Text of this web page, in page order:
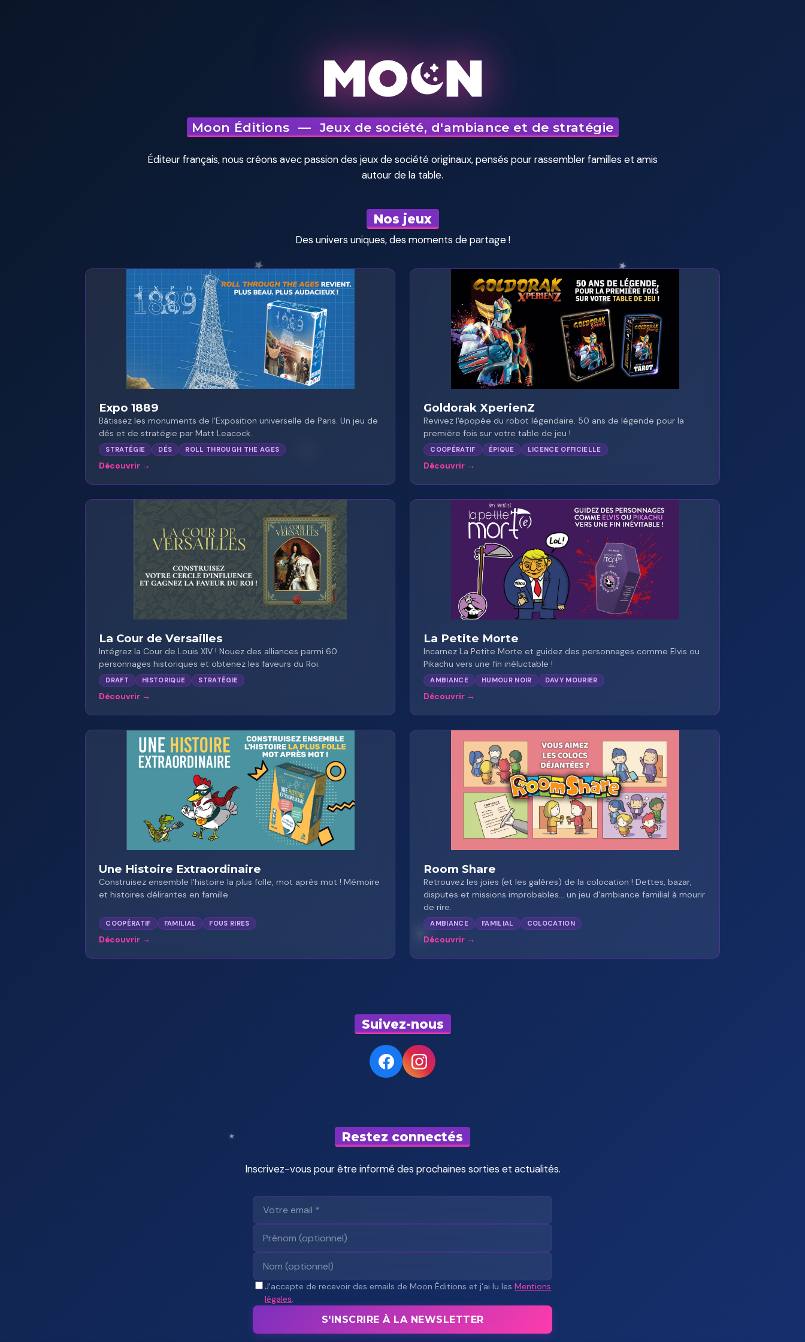
★
★
★
Moon Éditions — Jeux de société, d'ambiance et de stratégie
Éditeur français, nous créons avec passion des jeux de société originaux,pensés pour rassembler familles et amis
autour de la table.
Nos jeux
Des univers uniques, des moments de partage !
Expo 1889
Bâtissez les monuments de l'Exposition universelle de Paris. Un jeu de
dés et de stratégie par Matt Leacock.
STRATÉGIE DÉS ROLL THROUGH THE AGES
Découvrir
Goldorak XperienZ
Revivez l'épopée du robot légendaire. 50 ans de légende pour la
première fois sur votre table de jeu !
COOPÉRATIF ÉPIQUE LICENCE OFFICIELLE
Découvrir
La Cour de Versailles
Intégrez la Cour de Louis XIV ! Nouez des alliances parmi 60
personnages historiques et obtenez les faveurs du Roi.
DRAFT HISTORIQUE STRATÉGIE
Découvrir
La Petite Morte
Incarnez La Petite Morte et guidez des personnages comme Elvis ou
Pikachu vers une fin inéluctable !
AMBIANCE HUMOUR NOIR DAVY MOURIER
Découvrir
Une Histoire Extraordinaire
Construisez ensemble l'histoire la plus folle, mot après mot ! Mémoire
et histoires délirantes en famille.
COOPÉRATIF FAMILIAL FOUS RIRES
Découvrir
Room Share
Retrouvez les joies (et les galères) de la colocation ! Dettes, bazar,
disputes et missions improbables… un jeu d'ambiance familial à mourir
de rire.
AMBIANCE FAMILIAL COLOCATION
Découvrir
Suivez-nous
Restez connectés
Inscrivez-vous pour être informé des prochaines sorties et actualités.
J'accepte de recevoir des emails de Moon Éditions et j'ai lu lesMentions
légales.
S'INSCRIRE À LA NEWSLETTER